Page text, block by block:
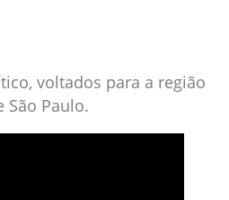
voltados para a região
São Paulo.